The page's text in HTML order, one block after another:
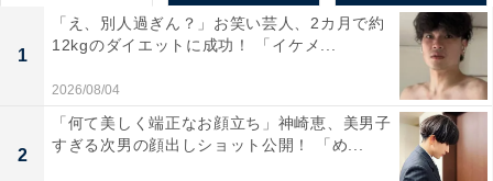
1
「え、別人過ぎん？」お笑い芸人、2カ月で約
12kgのダイエットに成功！ 「イケメ...
2026/08/04
2
「何て美しく端正なお顔立ち」神崎恵、美男子
すぎる次男の顔出しショット公開！ 「め...